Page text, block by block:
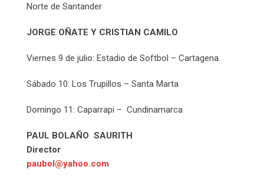
Norte de Santander
JORGE OÑATE Y CRISTIAN CAMILO
Viernes 9 de julio: Estadio de Softbol – Cartagena
Sábado 10: Los Trupillos – Santa Marta
Domingo 11: Caparrapi – Cundinamarca
PAUL BOLAÑO SAURITH
Director
paubol@yahoo.com